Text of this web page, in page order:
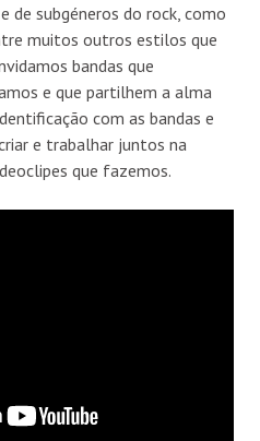
de subgéneros do rock, como
muitos outros estilos que
bandas que
e que partilhem a alma
com as bandas e
e trabalhar juntos na
que fazemos.